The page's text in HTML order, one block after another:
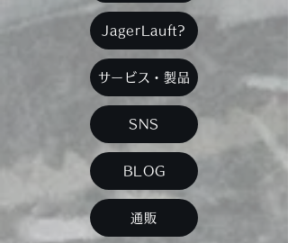
JagerLauft?
サービス・製品
SNS
BLOG
通販